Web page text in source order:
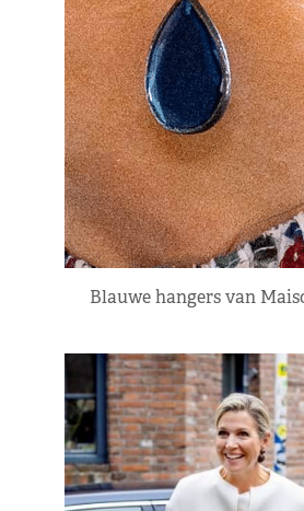
Blauwe hangers van